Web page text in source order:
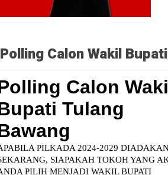
Polling Calon Wakil Bupati